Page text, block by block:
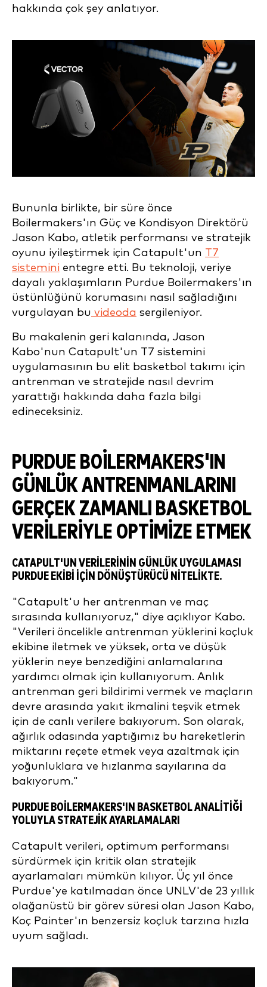
hakkında çok şey anlatıyor.
Bununla birlikte, bir süre önce
Boilermakers'ın Güç ve Kondisyon Direktörü
Jason Kabo, atletik performansı ve stratejik
oyunu iyileştirmek için Catapult'un T7
sistemini entegre etti. Bu teknoloji, veriye
dayalı yaklaşımların Purdue Boilermakers'ın
üstünlüğünü korumasını nasıl sağladığını
vurgulayan bu videoda sergileniyor.
Bu makalenin geri kalanında, Jason
Kabo'nun Catapult'un T7 sistemini
uygulamasının bu elit basketbol takımı için
antrenman ve stratejide nasıl devrim
yarattığı hakkında daha fazla bilgi
edineceksiniz.
PURDUE BOILERMAKERS'IN
GÜNLÜK ANTRENMANLARINI
GERÇEK ZAMANLI BASKETBOL
VERILERIYLE OPTIMIZE ETMEK
CATAPULT'UN VERILERININ GÜNLÜK UYGULAMASI
PURDUE EKIBI IÇIN DÖNÜŞTÜRÜCÜ NITELIKTE.
"Catapult'u her antrenman ve maç
sırasında kullanıyoruz," diye açıklıyor Kabo.
"Verileri öncelikle antrenman yüklerini koçluk
ekibine iletmek ve yüksek, orta ve düşük
yüklerin neye benzediğini anlamalarına
yardımcı olmak için kullanıyorum. Anlık
antrenman geri bildirimi vermek ve maçların
devre arasında yakıt ikmalini teşvik etmek
için de canlı verilere bakıyorum. Son olarak,
ağırlık odasında yaptığımız bu hareketlerin
miktarını reçete etmek veya azaltmak için
yoğunluklara ve hızlanma sayılarına da
bakıyorum."
PURDUE BOILERMAKERS'IN BASKETBOL ANALITIĞI
YOLUYLA STRATEJIK AYARLAMALARI
Catapult verileri, optimum performansı
sürdürmek için kritik olan stratejik
ayarlamaları mümkün kılıyor. Üç yıl önce
Purdue'ye katılmadan önce UNLV'de 23 yıllık
olağanüstü bir görev süresi olan Jason Kabo,
Koç Painter'ın benzersiz koçluk tarzına hızla
uyum sağladı.